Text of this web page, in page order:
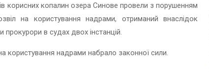
корисних копалин озера Синове провели з порушенням
на користування надрами, отриманий внаслідок
в судах двох інстанцій.
користування надрами набрало законної сили.